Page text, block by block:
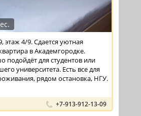
этаж 4/9. Сдается уютная
в Академгородке.
подойдёт для студентов или
университета. Есть все для
рядом остановка, НГУ.
+7-913-912-13-09